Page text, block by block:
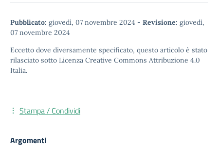
Pubblicato: giovedì, 07 novembre 2024 - Revisione: giovedì,
07 novembre 2024
Eccetto dove diversamente specificato, questo articolo è stato
rilasciato sotto Licenza Creative Commons Attribuzione 4.0
Italia.
Stampa / Condividi
Argomenti